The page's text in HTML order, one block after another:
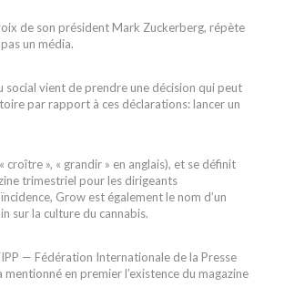
de son président Mark Zuckerberg, répète
un média.
social vient de prendre une décision qui peut
par rapport à ces déclarations: lancer un
croître », « grandir » en anglais), et se définit
trimestriel pour les dirigeants
Grow est également le nom d’un
sur la culture du cannabis.
— Fédération Internationale de la Presse
en premier l’existence du magazine